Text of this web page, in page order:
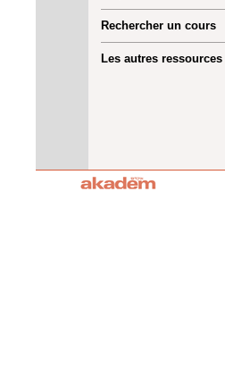
Rechercher un cours
Les autres ressources